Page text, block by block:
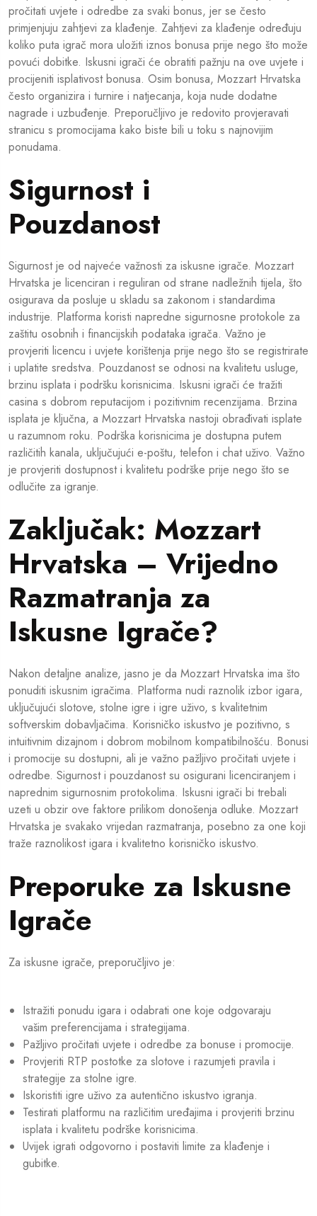
pročitati uvjete i odredbe za svaki bonus, jer se često
primjenjuju zahtjevi za klađenje. Zahtjevi za klađenje određuju
koliko puta igrač mora uložiti iznos bonusa prije nego što može
povući dobitke. Iskusni igrači će obratiti pažnju na ove uvjete i
procijeniti isplativost bonusa. Osim bonusa, Mozzart Hrvatska
često organizira i turnire i natjecanja, koja nude dodatne
nagrade i uzbuđenje. Preporučljivo je redovito provjeravati
stranicu s promocijama kako biste bili u toku s najnovijim
ponudama.
Sigurnost i
Pouzdanost
Sigurnost je od najveće važnosti za iskusne igrače. Mozzart
Hrvatska je licenciran i reguliran od strane nadležnih tijela, što
osigurava da posluje u skladu sa zakonom i standardima
industrije. Platforma koristi napredne sigurnosne protokole za
zaštitu osobnih i financijskih podataka igrača. Važno je
provjeriti licencu i uvjete korištenja prije nego što se registrirate
i uplatite sredstva. Pouzdanost se odnosi na kvalitetu usluge,
brzinu isplata i podršku korisnicima. Iskusni igrači će tražiti
casina s dobrom reputacijom i pozitivnim recenzijama. Brzina
isplata je ključna, a Mozzart Hrvatska nastoji obrađivati isplate
u razumnom roku. Podrška korisnicima je dostupna putem
različitih kanala, uključujući e-poštu, telefon i chat uživo. Važno
je provjeriti dostupnost i kvalitetu podrške prije nego što se
odlučite za igranje.
Zaključak: Mozzart
Hrvatska – Vrijedno
Razmatranja za
Iskusne Igrače?
Nakon detaljne analize, jasno je da Mozzart Hrvatska ima što
ponuditi iskusnim igračima. Platforma nudi raznolik izbor igara,
uključujući slotove, stolne igre i igre uživo, s kvalitetnim
softverskim dobavljačima. Korisničko iskustvo je pozitivno, s
intuitivnim dizajnom i dobrom mobilnom kompatibilnošću. Bonusi
i promocije su dostupni, ali je važno pažljivo pročitati uvjete i
odredbe. Sigurnost i pouzdanost su osigurani licenciranjem i
naprednim sigurnosnim protokolima. Iskusni igrači bi trebali
uzeti u obzir ove faktore prilikom donošenja odluke. Mozzart
Hrvatska je svakako vrijedan razmatranja, posebno za one koji
traže raznolikost igara i kvalitetno korisničko iskustvo.
Preporuke za Iskusne
Igrače
Za iskusne igrače, preporučljivo je:
Istražiti ponudu igara i odabrati one koje odgovaraju
vašim preferencijama i strategijama.
Pažljivo pročitati uvjete i odredbe za bonuse i promocije.
Provjeriti RTP postotke za slotove i razumjeti pravila i
strategije za stolne igre.
Iskoristiti igre uživo za autentično iskustvo igranja.
Testirati platformu na različitim uređajima i provjeriti brzinu
isplata i kvalitetu podrške korisnicima.
Uvijek igrati odgovorno i postaviti limite za klađenje i
gubitke.